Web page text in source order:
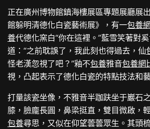
正在廣州博物館鎮海樓展區專題展廳
館躲明清德化白瓷藝術展》，有一包養
養代德化窯白“你在這裡。”藍雪笑著對
道：“之前耽誤了，我此刻也得過去，仙
怪老漢忽視了吧？”釉不包養雅音包養網
視，凸起表示了德化白瓷的特點技法和
打量該瓷坐像，不雅音半跏趺坐于巖石
膝，臉龐長圓，鼻梁挺直，雙目微啟，
包養尋思，又似在仰望蕓蕓眾生。其頭